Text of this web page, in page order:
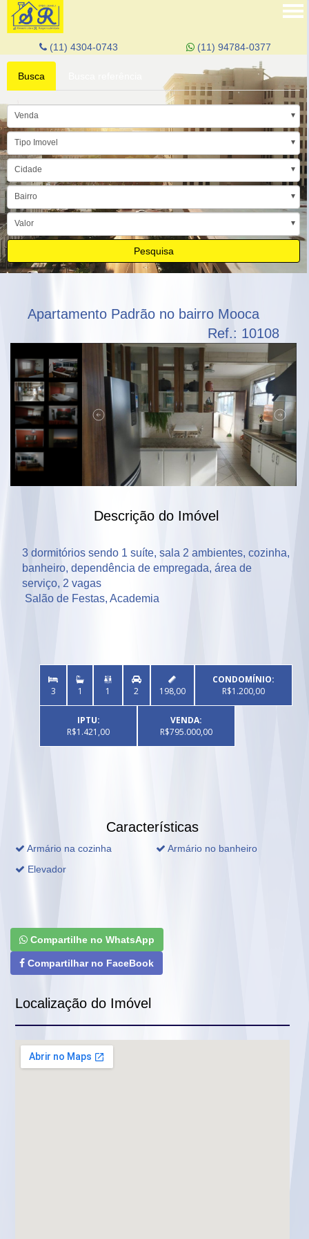
(11) 4304-0743 (11) 94784-0377
Busca
Venda
Tipo Imovel
Cidade
Bairro
Valor
Pesquisa
Apartamento Padrão no bairro Mooca
Ref.: 10108
Descrição do Imóvel
3 dormitórios sendo 1 suíte, sala 2 ambientes, cozinha,
banheiro, dependência de empregada, área de
serviço, 2 vagas
Salão de Festas, Academia
3 1

1 2

198,00
CONDOMÍNIO:
R$1.200,00
IPTU:
R$1.421,00
VENDA:
R$795.000,00
Características
Armário na cozinha
Armário no banheiro
Elevador
Compartilhe no WhatsApp
Compartilhar no FaceBook
Localização do Imóvel